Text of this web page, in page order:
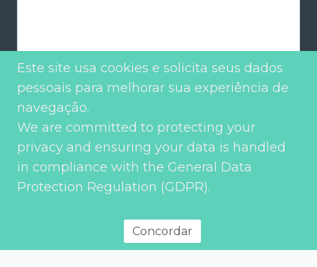
Enviar
Este site usa cookies e solicita seus dados
pessoais para melhorar sua experiência de
navegação.
We are committed to protecting your
privacy and ensuring your data is handled
in compliance with the General Data
Protection Regulation (GDPR).
Concordar